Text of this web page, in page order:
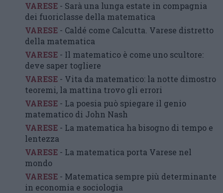
VARESE - Sarà una lunga estate in compagnia
dei fuoriclasse della matematica
VARESE - Caldé come Calcutta. Varese distretto
della matematica
VARESE - Il matematico è come uno scultore:
deve saper togliere
VARESE - Vita da matematico: la notte dimostro
teoremi, la mattina trovo gli errori
VARESE - La poesia può spiegare il genio
matematico di John Nash
VARESE - La matematica ha bisogno di tempo e
lentezza
VARESE - La matematica porta Varese nel
mondo
VARESE - Matematica sempre più determinante
in economia e sociologia